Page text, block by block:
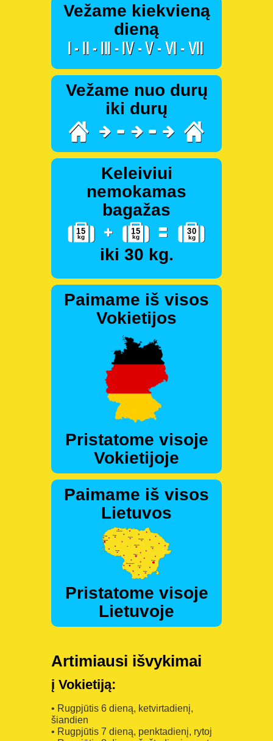
Vežame kiekvieną
dieną
Vežame nuo durų
iki durų
Keleiviui
nemokamas
bagažas
iki 30 kg.
Paimame iš visos
Vokietijos
Pristatome visoje
Vokietijoje
Paimame iš visos
Lietuvos
Pristatome visoje
Lietuvoje
Artimiausi išvykimai
į Vokietiją:
• Rugpjūtis 6 dieną, ketvirtadienį,
šiandien
• Rugpjūtis 7 dieną, penktadienį, rytoj